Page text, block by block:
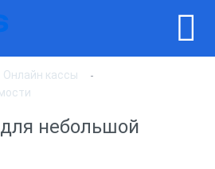
Онлайн кассы
небольшой